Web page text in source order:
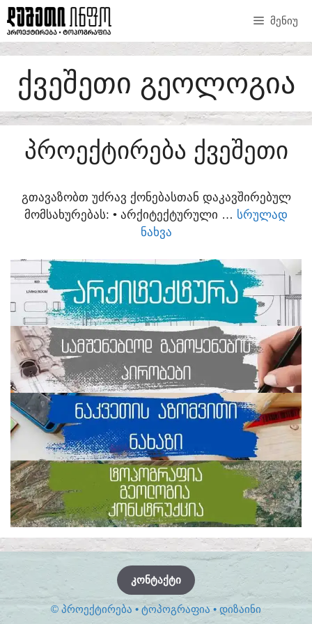
SKIP
TO
CONTENT
ᲛᲔᲜᲘᲣ
ᲥᲕᲔᲨᲔᲗᲘ ᲒᲔᲝᲚᲝᲒᲘᲐ
ᲞᲠᲝᲔᲥᲢᲘᲠᲔᲑᲐ ᲥᲕᲔᲨᲔᲗᲘ
ᲒᲗᲐᲕᲐᲖᲝᲑᲗ ᲣᲫᲠᲐᲕ ᲥᲝᲜᲔᲑᲐᲡᲗᲐᲜ ᲓᲐᲙᲐᲕᲨᲘᲠᲔᲑᲣᲚ
ᲛᲝᲛᲡᲐᲮᲣᲠᲔᲑᲐᲡ:​ • ᲐᲠᲥᲘᲢᲔᲥᲢᲣᲠᲣᲚᲘ … ᲡᲠᲣᲚᲐᲓ
ᲜᲐᲮᲕᲐ
ᲙᲝᲜᲢᲐᲥᲢᲘ
© ᲞᲠᲝᲔᲥᲢᲘᲠᲔᲑᲐ • ᲢᲝᲞᲝᲒᲠᲐᲤᲘᲐ • ᲓᲘᲖᲐᲘᲜᲘ